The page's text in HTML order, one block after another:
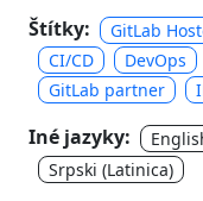
Štítky: GitLab
CI/CD
DevOps
GitLab partner
Iné jazyky:
Srpski (Latinica)